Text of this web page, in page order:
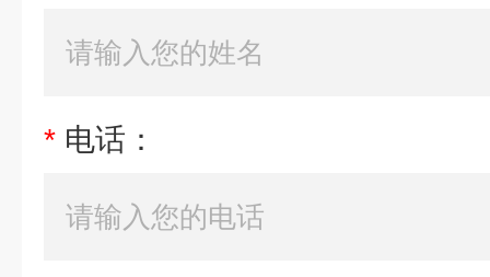
* 电话：